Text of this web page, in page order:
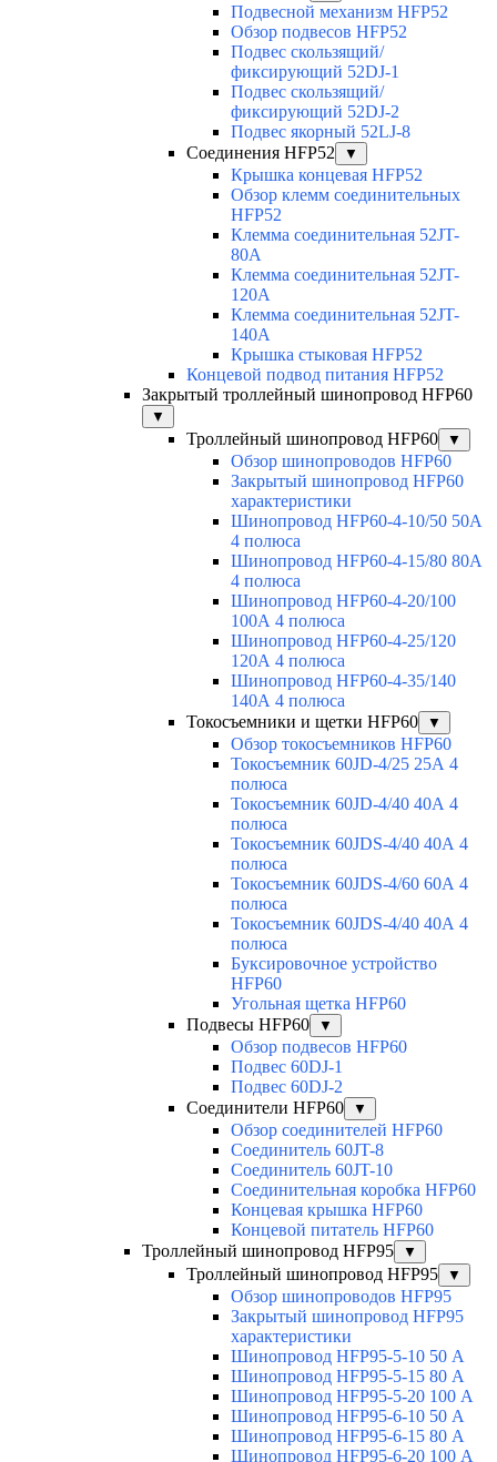
Подвесной механизм HFP52
Обзор подвесов HFP52
Подвес скользящий/
фиксирующий 52DJ-1
Подвес скользящий/
фиксирующий 52DJ-2
Подвес якорный 52LJ-8
Соединения HFP52
▼
Крышка концевая HFP52
Обзор клемм соединительных
HFP52
Клемма соединительная 52JT-
80A
Клемма соединительная 52JT-
120A
Клемма соединительная 52JT-
140A
Крышка стыковая HFP52
Концевой подвод питания HFP52
Закрытый троллейный шинопровод HFP60
▼
Троллейный шинопровод HFP60 ▼
Обзор шинопроводов HFP60
Закрытый шинопровод HFP60
характеристики
Шинопровод HFP60-4-10/50 50А
4 полюса
Шинопровод HFP60-4-15/80 80А
4 полюса
Шинопровод HFP60-4-20/100
100А 4 полюса
Шинопровод HFP60-4-25/120
120А 4 полюса
Шинопровод HFP60-4-35/140
140А 4 полюса
Токосъемники и щетки HFP60
▼
Обзор токосъемников HFP60
Токосъемник 60JD-4/25 25А 4
полюса
Токосъемник 60JD-4/40 40А 4
полюса
Токосъемник 60JDS-4/40 40А 4
полюса
Токосъемник 60JDS-4/60 60А 4
полюса
Токосъемник 60JDS-4/40 40А 4
полюса
Буксировочное устройство
HFP60
Угольная щетка HFP60
Подвесы HFP60
▼
Обзор подвесов HFP60
Подвес 60DJ-1
Подвес 60DJ-2
Соединители HFP60
▼
Обзор соединителей HFP60
Соединитель 60JT-8
Соединитель 60JT-10
Соединительная коробка HFP60
Концевая крышка HFP60
Концевой питатель HFP60
Троллейный шинопровод HFP95
▼
Троллейный шинопровод HFP95 ▼
Обзор шинопроводов HFP95
Закрытый шинопровод HFP95
характеристики
Шинопровод HFP95-5-10 50 А
Шинопровод HFP95-5-15 80 А
Шинопровод HFP95-5-20 100 А
Шинопровод HFP95-6-10 50 А
Шинопровод HFP95-6-15 80 А
Шинопровод HFP95-6-20 100 А